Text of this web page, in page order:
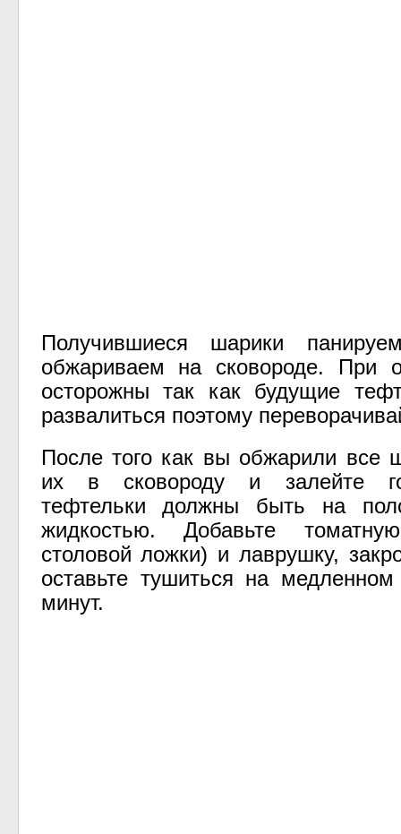
Получившиеся шарики
обжариваем на сковороде. При
осторожны так как будущие
развалиться поэтому
После того как вы обжарили все
их в сковороду и залейте
тефтельки должны быть на
жидкостью. Добавьте
столовой ложки) и лаврушку,
оставьте тушиться на
минут.